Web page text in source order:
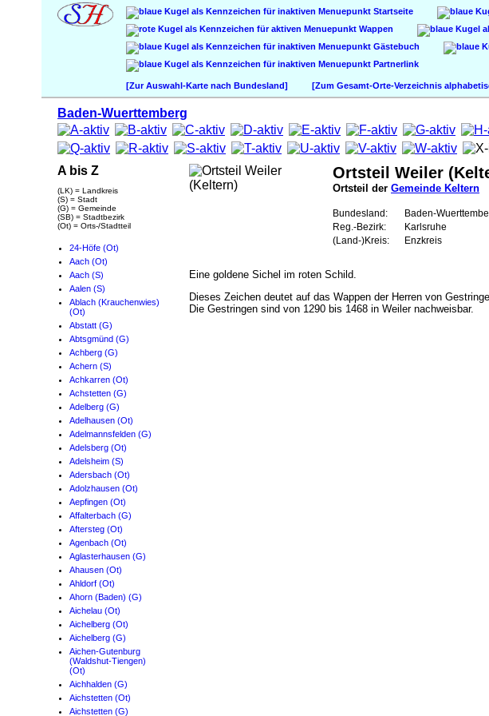
Startseite
Wappen
Gästebuch
Partnerlink
[Zur Auswahl-Karte nach Bundesland] [Zum Gesamt-Orte-Verzeichnis
Baden-Wuerttemberg
A bis Z
(LK) = Landkreis
(S) = Stadt
(G) = Gemeinde
(SB) = Stadtbezirk
(Ot) = Orts-/Stadtteil
24-Höfe (Ot)
Aach (Ot)
Aach (S)
Aalen (S)
Ablach (Krauchenwies)
(Ot)
Abstatt (G)
Abtsgmünd (G)
Achberg (G)
Achern (S)
Achkarren (Ot)
Achstetten (G)
Adelberg (G)
Adelhausen (Ot)
Adelmannsfelden (G)
Adelsberg (Ot)
Adelsheim (S)
Adersbach (Ot)
Adolzhausen (Ot)
Aepfingen (Ot)
Affalterbach (G)
Aftersteg (Ot)
Agenbach (Ot)
Aglasterhausen (G)
Ahausen (Ot)
Ahldorf (Ot)
Ahorn (Baden) (G)
Aichelau (Ot)
Aichelberg (Ot)
Aichelberg (G)
Aichen-Gutenburg
(Waldshut-Tiengen)
(Ot)
Aichhalden (G)
Aichstetten (Ot)
Aichstetten (G)
Ortsteil Weiler
Ortsteil der Gemeinde Keltern
Bundesland:
Baden-
Reg.-Bezirk:
Karlsruhe
(Land-)Kreis:
Enzkreis
Eine goldene Sichel im roten Schild.
Dieses Zeichen deutet auf das Wappen der Herren von
Die Gestringen sind von 1290 bis 1468 in Weiler nachweisbar.